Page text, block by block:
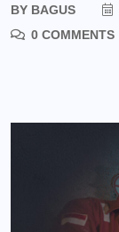
BY BAGUS
0 COMMENTS